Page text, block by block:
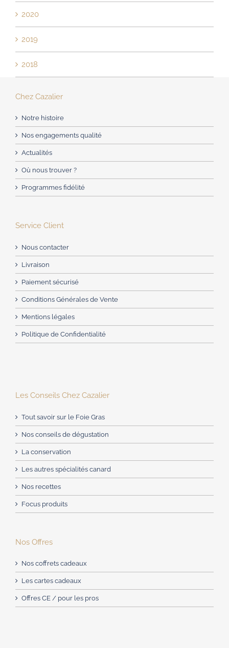
2020
2019
2018
Chez Cazalier
Notre histoire
Nos engagements qualité
Actualités
Où nous trouver ?
Programmes fidélité
Service Client
Nous contacter
Livraison
Paiement sécurisé
Conditions Générales de Vente
Mentions légales
Politique de Confidentialité
Les Conseils Chez Cazalier
Tout savoir sur le Foie Gras
Nos conseils de dégustation
La conservation
Les autres spécialités canard
Nos recettes
Focus produits
Nos Offres
Nos coffrets cadeaux
Les cartes cadeaux
Offres CE / pour les pros